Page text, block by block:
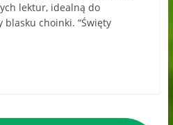
lektur, idealną do
choinki. “Święty